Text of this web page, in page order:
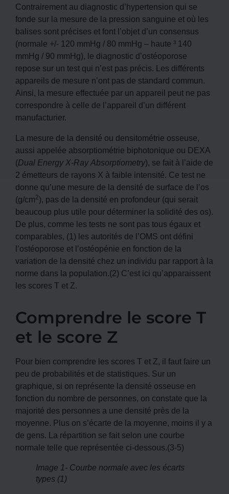
Contrairement au diagnostic d’hypertension qui se
fonde sur la mesure de la pression sanguine et où les
balises sont précises et font l’objet d’un consensus
(normale +/- 120 mmHg / 80 mmHg – haute ³ 140
mmHg / 90 mmHg), le diagnostic d’ostéoporose
repose sur un test qui n’est pas précis. Les différents
appareils de mesure n’ont pas de standard commun.
Ainsi, la mesure effectuée par un appareil peut ne pas
correspondre à celle de l’appareil d’un différent
manufacturier.
La mesure de la densité ou densitométrie osseuse,
aussi appelée absorptiométrie biphotonique ou DEXA
(Dual Energy X-Ray Absorptiometry), se fait à l’aide de
2 émetteurs de rayons X à faible intensité. Ce test ne
donne qu’une mesure de la densité de surface de l’os
(g/cm2), pas de la densité en profondeur (qui serait
beaucoup plus utile pour déterminer la solidité des os).
De plus, comme les tests ne sont pas tous égaux et
comparables, (1) les autorités de l’OMS ont défini
l’ostéoporose et l’ostéopénie en fonction de la
variation de la densité chez un individu par rapport à la
norme dans la population.(2) C’est ici qu’apparaissent
les scores T et Z.
Comprendre le score T
et le score Z
Pour bien comprendre les scores T et Z, il faut faire un
peu de probabilités et de statistiques. Sur un
graphique, si on représente la densité osseuse en
fonction du nombre de personnes, on constate que la
majorité des personnes a une densité près de la
moyenne. Plus on s’écarte de la moyenne, moins il y a
de gens. La répartition se fait selon une courbe
normale telle que représentée ci-dessous.(3-5)
Image 1- Courbe normale avec les écarts
types (1)